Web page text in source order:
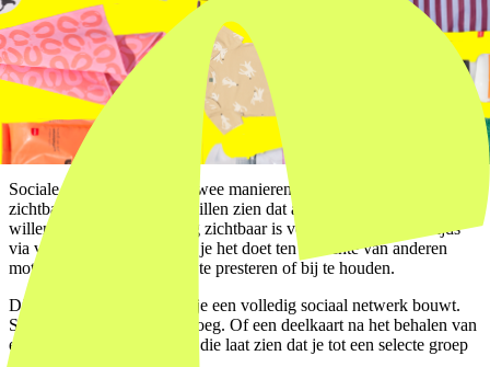
inbouwen in de gebruikerservaring
Patroon 3: Sociale validatie
Mensen zijn sociale wezens. Dat klinkt als een open deur, maar veel
digitale producten behandelen sociaal gedrag als een extra feature in
plaats van als een kernpatroon.
Sociale validatie werkt op twee manieren. Enerzijds via
zichtbaarheid: gebruikers willen zien dat anderen hetzelfde doen, en
willen dat hun eigen gedrag zichtbaar is voor anderen. Anderzijds
via vergelijking: weten hoe je het doet ten opzichte van anderen
motiveert mensen om beter te presteren of bij te houden.
Dit patroon vereist niet dat je een volledig sociaal netwerk bouwt.
Soms is een ranglijst al genoeg. Of een deelkaart na het behalen van
een prestatie. Of een badge die laat zien dat je tot een selecte groep